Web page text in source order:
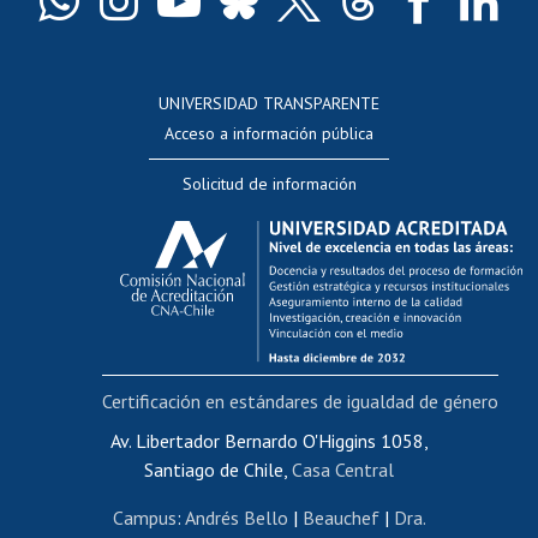
Docentes
Evaluación docente
Calificación académica
Postulación al AUCAI
Funcionarias/os
Cursos internos de capacitación
Bienestar del personal
Portal de movilidad interna
Certificado de renta
Certificado de renta honorarios
UNIVERSIDAD TRANSPARENTE
Acceso a información pública
Solicitud de información
Av. Libertador Bernardo O'Higgins 1058,
Santiago de Chile, Casa Central
Campus: Andrés Bello | Beauchef| Dra.
Certificación en estándares de igualdad de género